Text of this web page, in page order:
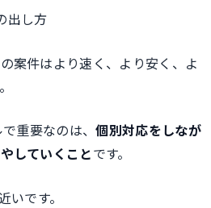
出し方
案件はより速く、より安く、よ
重要なのは、個別対応をしなが
していくことです。
いです。